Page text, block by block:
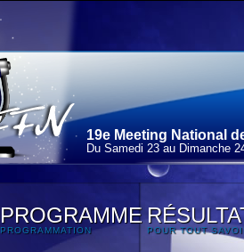
19e Meeting National
Du Samedi 23 au Dimanche
PROGRAMME
PROGRAMMATION POUR TOUT